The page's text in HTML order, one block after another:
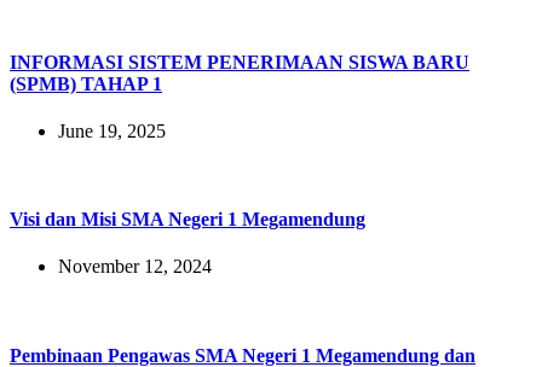
INFORMASI SISTEM PENERIMAAN SISWA BARU
(SPMB) TAHAP 1
June 19, 2025
Visi dan Misi SMA Negeri 1 Megamendung
November 12, 2024
Pembinaan Pengawas SMA Negeri 1 Megamendung dan